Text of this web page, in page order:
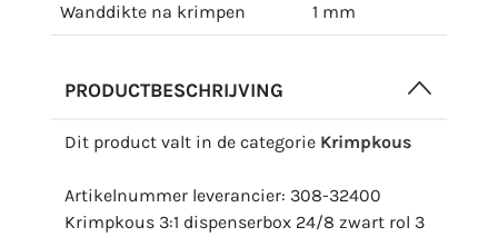
Wanddikte na krimpen 1 mm
PRODUCTBESCHRIJVING
Dit product valt in de categorie Krimpkous
Artikelnummer leverancier: 308-32400
Krimpkous 3:1 dispenserbox 24/8 zwart rol 3